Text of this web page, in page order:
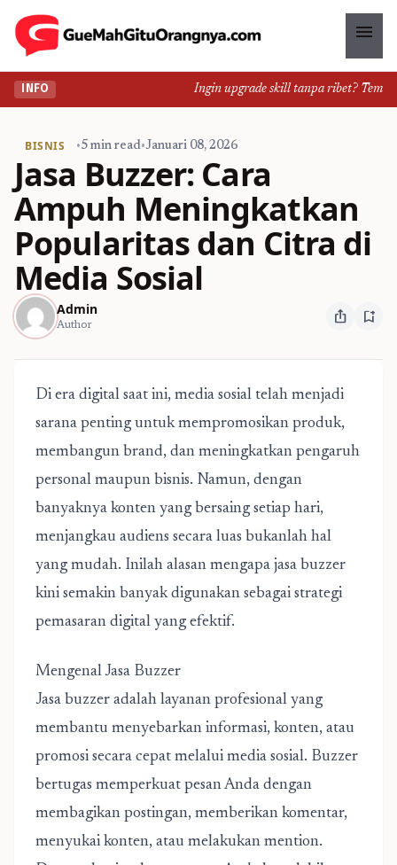
menu
INFO Ingin upgrade skill tanpa ribet?
BISNIS •5 min read•Januari 08, 2026
Jasa Buzzer: Cara
Ampuh Meningkatkan
Popularitas dan Citra di
Media Sosial
Admin
Author ios_share bookmark_add
Di era digital saat ini, media sosial telah menjadi
sarana penting untuk mempromosikan produk,
membangun brand, dan meningkatkan pengaruh
personal maupun bisnis. Namun, dengan
banyaknya konten yang bersaing setiap hari,
menjangkau audiens secara luas bukanlah hal
yang mudah. Inilah alasan mengapa jasa buzzer
kini semakin banyak digunakan sebagai strategi
pemasaran digital yang efektif.
Mengenal Jasa Buzzer
Jasa buzzer adalah layanan profesional yang
membantu menyebarkan informasi, konten, atau
promosi secara cepat melalui media sosial. Buzzer
bertugas memperkuat pesan Anda dengan
membagikan postingan, memberikan komentar,
menyukai konten, atau melakukan mention.